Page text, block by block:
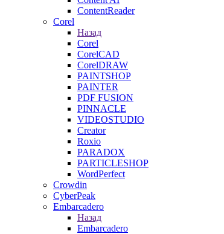
ContentReader
Corel
Назад
Corel
CorelCAD
CorelDRAW
PAINTSHOP
PAINTER
PDF FUSION
PINNACLE
VIDEOSTUDIO
Creator
Roxio
PARADOX
PARTICLESHOP
WordPerfect
Crowdin
CyberPeak
Embarcadero
Назад
Embarcadero